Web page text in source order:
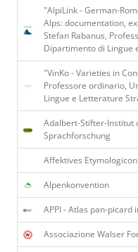
"AlpiLink - German-
Alps: documentation,
Stefan Rabanus,
Dipartimento di Lingue
"VinKo - Varieties in
Professore ordinario,
Lingue e Letterature
Adalbert-Stifter-Institut
Sprachforschung
Affektives
Alpenkonvention
APPI - Atlas pan-picard
Associazione Walser